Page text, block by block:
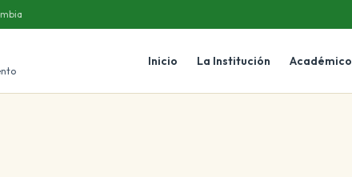
Inicio La Institución Académico